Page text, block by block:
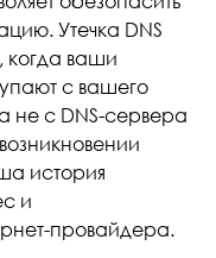
Утечка DNS
когда ваши
с вашего
не с DNS-сервера
история
и
провайдера.